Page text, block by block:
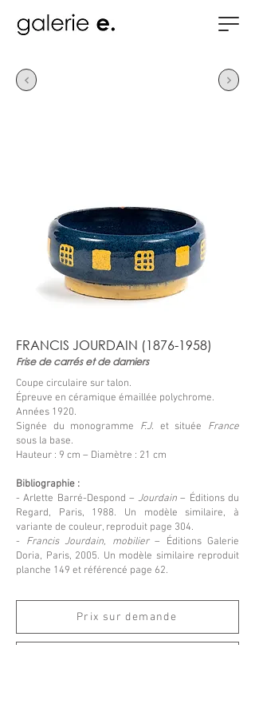
FRANCIS JOURDAIN (1876-1958)
Frise de carrés et de damiers
Coupe circulaire sur talon.
Épreuve en céramique émaillée polychrome.
Années 1920.
Signée du monogramme F.J. et située France
sous la base.
Hauteur : 9 cm – Diamètre : 21 cm
Bibliographie :
- Arlette Barré-Despond – Jourdain – Éditions du
Regard, Paris, 1988. Un modèle similaire, à
variante de couleur, reproduit page 304.
- Francis Jourdain, mobilier– Éditions Galerie
Doria, Paris, 2005. Un modèle similaire reproduit
planche 149 et référencé page 62.
Prix sur demande